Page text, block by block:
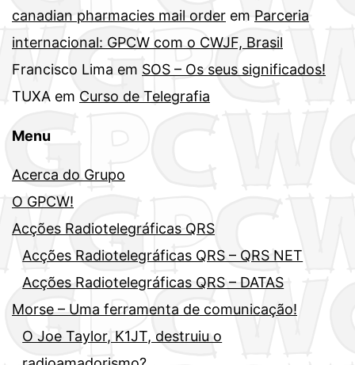
canadian pharmacies mail order em Parceria
internacional: GPCW com o CWJF, Brasil
Francisco Lima em SOS – Os seus significados!
TUXA em Curso de Telegrafia
Menu
Acerca do Grupo
O GPCW!
Acções Radiotelegráficas QRS
Acções Radiotelegráficas QRS – QRS NET
Acções Radiotelegráficas QRS – DATAS
Morse – Uma ferramenta de comunicação!
O Joe Taylor, K1JT, destruiu o